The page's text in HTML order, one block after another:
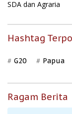
SDA dan Agraria
Hashtag
G20 Papua
Ragam Berita